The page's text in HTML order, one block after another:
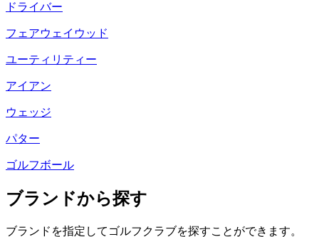
ドライバー
フェアウェイウッド
ユーティリティー
アイアン
ウェッジ
パター
ゴルフボール
ブランドから探す
ブランドを指定してゴルフクラブを探すことができます。